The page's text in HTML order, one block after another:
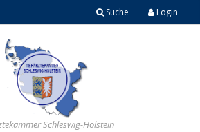
Login
Suche
Schleswig-Holstein